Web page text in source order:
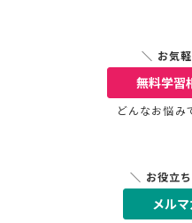
＼ お気
無料学習
どんなお悩み
＼ お役立
メル